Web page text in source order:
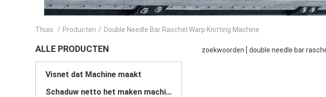
Thuis / Producten / Double Needle Bar Raschel Warp Knitting Machine
ALLE PRODUCTEN
Visnet dat Machine maakt
Schaduw netto het maken machine
zoekwoorden [ double needle bar